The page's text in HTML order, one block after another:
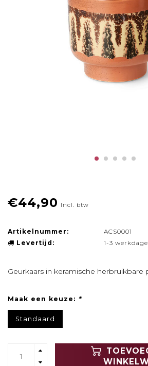
€44,90 Incl. btw
Artikelnummer:
ACS0001
Levertijd:
1-3
Geurkaars in keramische herbruikbare
Maak een keuze: *
Standaard